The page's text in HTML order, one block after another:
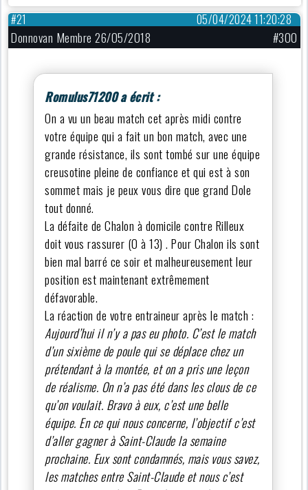
05/04/2024 11:20:28
#21
Donnovan Membre 26/05/2018 #300
Romulus71200 a écrit :
On a vu un beau match cet après midi contre
votre équipe qui a fait un bon match, avec une
grande résistance, ils sont tombé sur une équipe
creusotine pleine de confiance et qui est à son
sommet mais je peux vous dire que grand Dole
tout donné.
La défaite de Chalon à domicile contre Rilleux
doit vous rassurer (0 à 13) . Pour Chalon ils sont
bien mal barré ce soir et malheureusement leur
position est maintenant extrêmement
défavorable.
La réaction de votre entraineur après le match :
Aujourd’hui il n’y a pas eu photo. C’est le match
d’un sixième de poule qui se déplace chez un
prétendant à la montée, et on a pris une leçon
de réalisme. On n’a pas été dans les clous de ce
qu’on voulait. Bravo à eux, c’est une belle
équipe. En ce qui nous concerne, l’objectif c’est
d’aller gagner à Saint-Claude la semaine
prochaine. Eux sont condamnés, mais vous savez,
les matches entre Saint-Claude et nous c’est